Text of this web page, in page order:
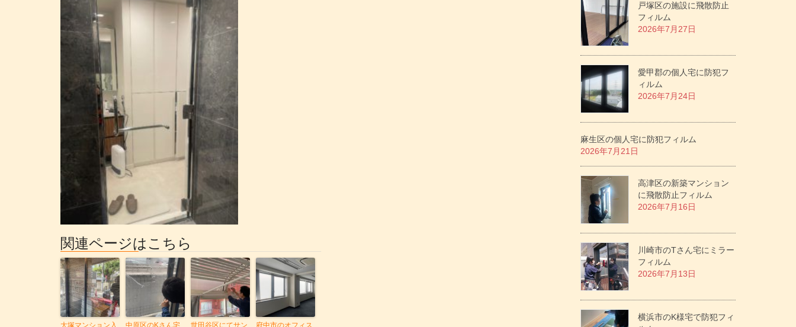
関連ページはこちら
大塚マンション入
中原区のKさん宅
世田谷区にてサン
府中市のオフィス
戸塚区の施設に飛散防止
フィルム
2026年7月27日
愛甲郡の個人宅に防犯フ
ィルム
2026年7月24日
麻生区の個人宅に防犯フィルム
2026年7月21日
高津区の新築マンション
に飛散防止フィルム
2026年7月16日
川崎市のTさん宅にミラー
フィルム
2026年7月13日
横浜市のK様宅で防犯フィ